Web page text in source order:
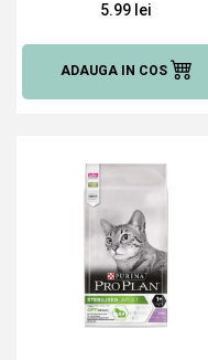
UMEDĂ PENTRU
PISICI
5.99 lei
ADAUGA IN COS